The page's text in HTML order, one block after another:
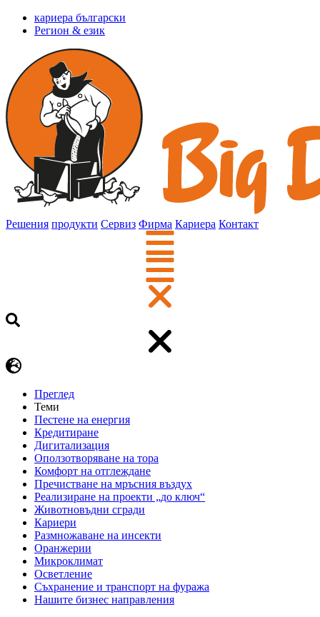
кариера български
Регион & език
Решения продукти Сервиз Фирма Кариера Контакт
Преглед
Теми
Пестене на енергия
Кредитиране
Дигитализация
Оползотворяване на тора
Комфорт на отглеждане
Пречистване на мръсния въздух
Реализиране на проекти „до ключ“
Животновъдни сгради
Кариери
Размножаване на инсекти
Оранжерии
Микроклимат
Осветление
Съхранение и транспорт на фуража
Нашите бизнес направления